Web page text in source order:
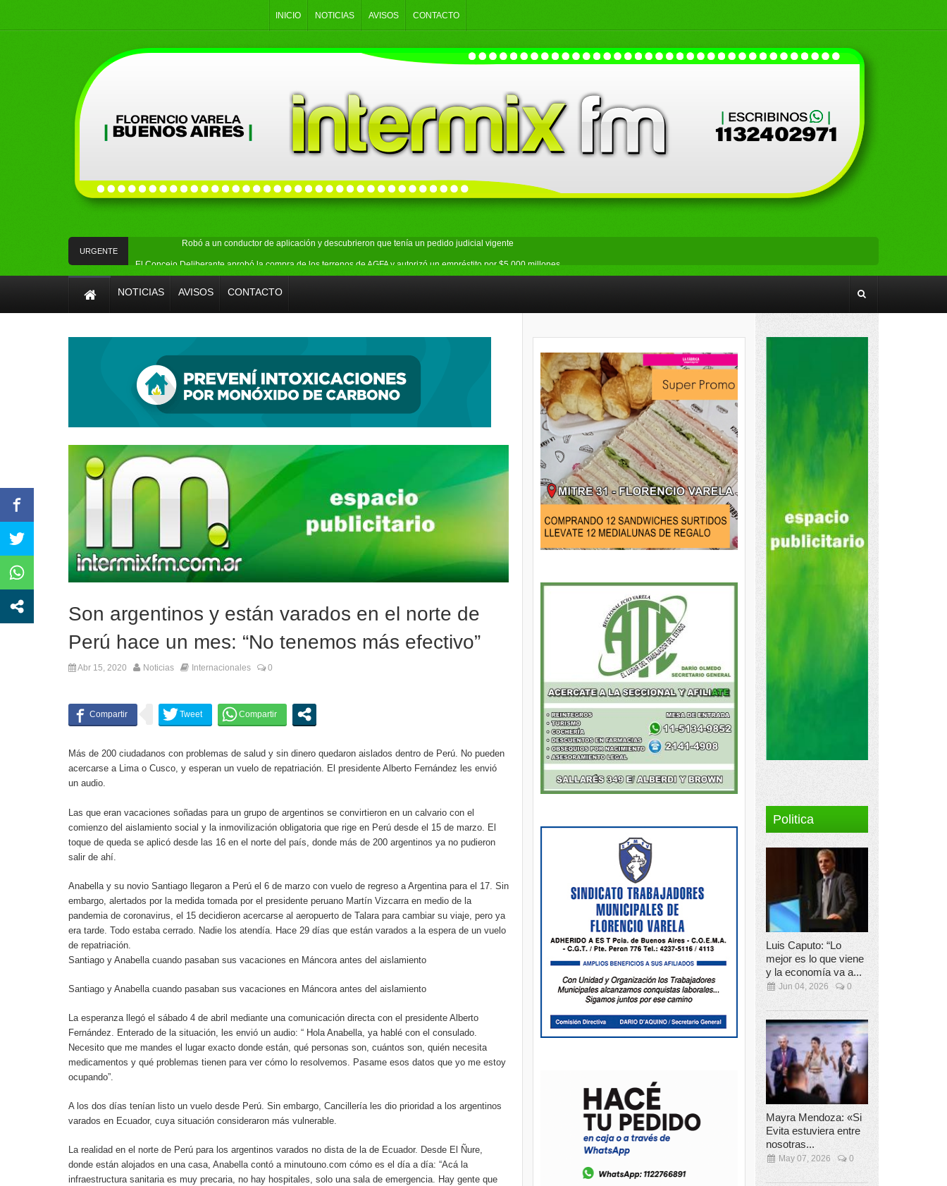
INICIO NOTICIAS AVISOS CONTACTO
URGENTE
Robó a un conductor de aplicación y descubrieron que tenía un pedido judicial vigente
El Concejo Deliberante aprobó la compra de los terrenos de AGFA y autorizó un empréstito por $5.000 millones
NOTICIAS AVISOS CONTACTO
Son argentinos y están varados en el norte de
Perú hace un mes: “No tenemos más efectivo”
Abr 15, 2020 Noticias Internacionales 0
Más de 200 ciudadanos con problemas de salud y sin dinero quedaron aislados dentro de Perú. No pueden
acercarse a Lima o Cusco, y esperan un vuelo de repatriación. El presidente Alberto Fernández les envió
un audio.
Las que eran vacaciones soñadas para un grupo de argentinos se convirtieron en un calvario con el
comienzo del aislamiento social y la inmovilización obligatoria que rige en Perú desde el 15 de marzo. El
toque de queda se aplicó desde las 16 en el norte del país, donde más de 200 argentinos ya no pudieron
salir de ahí.
Anabella y su novio Santiago llegaron a Perú el 6 de marzo con vuelo de regreso a Argentina para el 17. Sin
embargo, alertados por la medida tomada por el presidente peruano Martín Vizcarra en medio de la
pandemia de coronavirus, el 15 decidieron acercarse al aeropuerto de Talara para cambiar su viaje, pero ya
era tarde. Todo estaba cerrado. Nadie los atendía. Hace 29 días que están varados a la espera de un vuelo
de repatriación.
Santiago y Anabella cuando pasaban sus vacaciones en Máncora antes del aislamiento
Santiago y Anabella cuando pasaban sus vacaciones en Máncora antes del aislamiento
La esperanza llegó el sábado 4 de abril mediante una comunicación directa con el presidente Alberto
Fernández. Enterado de la situación, les envió un audio: “ Hola Anabella, ya hablé con el consulado.
Necesito que me mandes el lugar exacto donde están, qué personas son, cuántos son, quién necesita
medicamentos y qué problemas tienen para ver cómo lo resolvemos. Pasame esos datos que yo me estoy
ocupando”.
A los dos días tenían listo un vuelo desde Perú. Sin embargo, Cancillería les dio prioridad a los argentinos
varados en Ecuador, cuya situación consideraron más vulnerable.
La realidad en el norte de Perú para los argentinos varados no dista de la de Ecuador. Desde El Ñure,
donde están alojados en una casa, Anabella contó a minutouno.com cómo es el día a día: “Acá la
infraestructura sanitaria es muy precaria, no hay hospitales, solo una sala de emergencia. Hay gente que
Politica
Luis Caputo: “Lo
mejor es lo que viene
y la economía va a...
Jun 04, 2026 0
Mayra Mendoza: «Si
Evita estuviera entre
nosotras...
May 07, 2026 0